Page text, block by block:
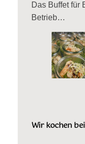
Das Buffet für
Betrieb…
Wir kochen